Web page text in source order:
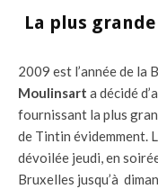
La plus
2009 est l’année de la
Moulinsart a décidé
fournissant la plus
de Tintin évidemment.
dévoilée jeudi, en
Bruxelles jusqu’à